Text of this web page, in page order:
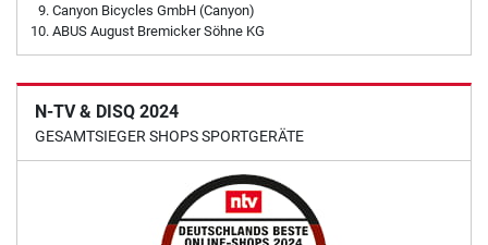
Canyon Bicycles GmbH (Canyon)
ABUS August Bremicker Söhne KG
N-TV & DISQ 2024
GESAMTSIEGER SHOPS SPORTGERÄTE